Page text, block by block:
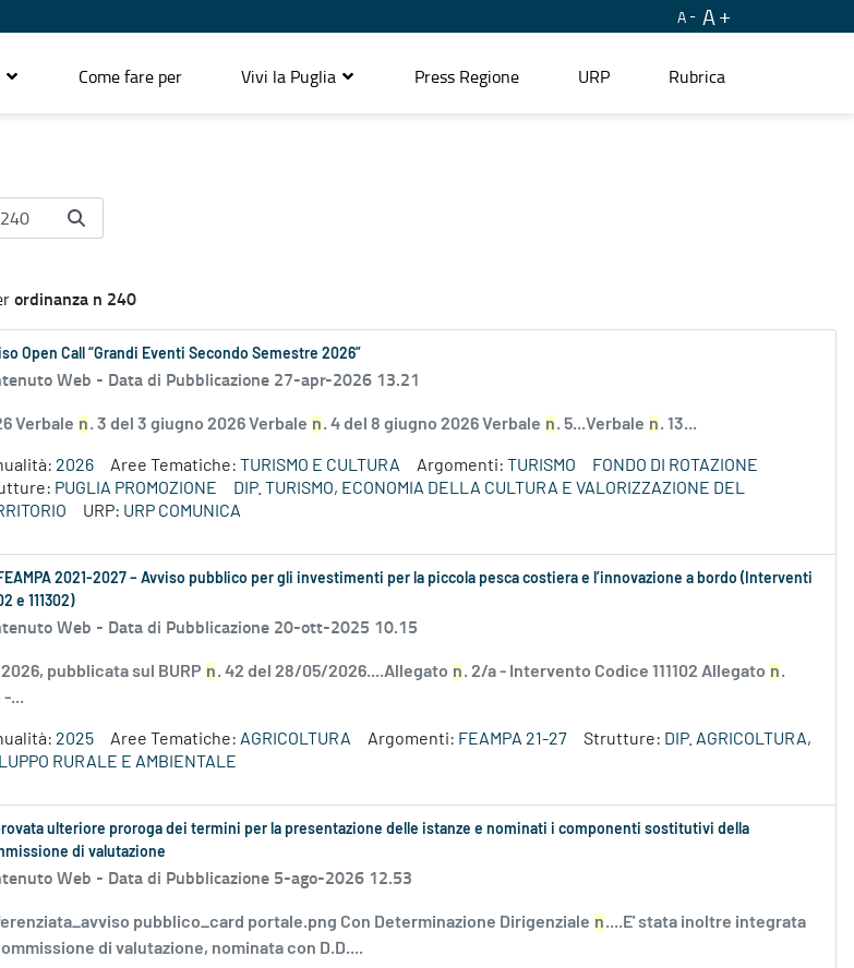
A A
Come fare per Vivi la Puglia Press Regione URP Rubrica
ordinanza n 240
Open Call “Grandi Eventi Secondo Semestre 2026”
Web - Data di Pubblicazione 27-apr-2026 13.21
Verbale n. 3 del 3 giugno 2026 Verbale n. 4 del 8 giugno 2026 Verbale n. 5...Verbale n. 13...
2026 Aree Tematiche: TURISMO E CULTURA Argomenti: TURISMO
FONDO DI ROTAZIONE
PUGLIA PROMOZIONE
DIP. TURISMO, ECONOMIA DELLA CULTURA E VALORIZZAZIONE DEL
URP: URP COMUNICA
2021-2027 – Avviso pubblico per gli investimenti per la piccola pesca costiera e l’innovazione a bordo (Interventi
e 111302)
Web - Data di Pubblicazione 20-ott-2025 10.15
pubblicata sul BURP n. 42 del 28/05/2026....Allegato n. 2/a - Intervento Codice 111102 Allegato n.
...
2025 Aree Tematiche: AGRICOLTURA Argomenti: FEAMPA 21-27 Strutture: DIP. AGRICOLTURA,
RURALE E AMBIENTALE
ulteriore proroga dei termini per la presentazione delle istanze e nominati i componenti sostitutivi della
di valutazione
Web - Data di Pubblicazione 5-ago-2026 12.53
pubblico_card portale.png Con Determinazione Dirigenziale n....E' stata inoltre integrata
di valutazione, nominata con D.D....